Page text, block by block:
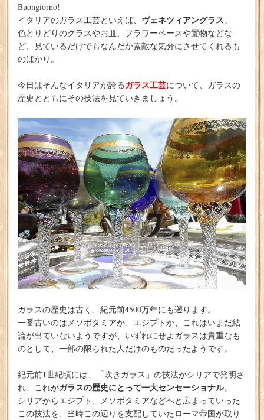
Buongiorno!
イタリアのガラス工芸といえば、 ヴェネツィアングラス。
色とりどりのグラスやお皿、フラワーベースや置物などな
ど、見ているだけでもなんだか素敵な気分にさせてくれるも
のばかり。
今日はそんなイタリアが誇るガラス工芸について、ガラスの
歴史とともにその技法を見ていきましょう。
ガラスの歴史は古く、紀元前4500万年にも遡ります。
一番古いのはメソポタミアか、エジプトか、これはいまだ結
論が出ていないようですが、いずれにせよガラスは貴重なも
のとして、一部の限られた人だけのものだったようです。
紀元前1世紀頃には、「吹きガラス」の技法がシリアで発明さ
れ、これがガラスの歴史にとって一大センセーショナル。
シリアからエジプト、メソポタミアなどへと広まっていった
この技法を、当時この辺りを支配していたローマ帝国が取り